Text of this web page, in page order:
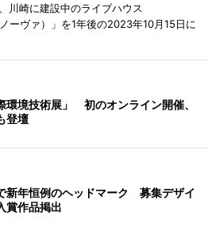
川崎に建設中のライブハウス
ーヴァ）」を1年後の2023年10月15日に
環境技術展」 初のオンライン開催、
登壇
新年恒例のヘッドマーク 募集デザイ
賞作品掲出